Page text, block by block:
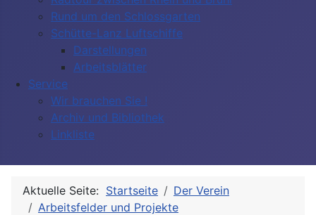
Rund um den Schlossgarten
Schütte-Lanz Luftschiffe
Darstellungen
Arbeitsblätter
Service
Wir brauchen Sie !
Archiv und Bibliothek
Linkliste
Aktuelle Seite: Startseite
Der Verein
Arbeitsfelder und Projekte